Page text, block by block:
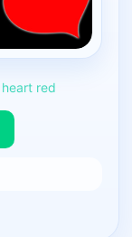
heart red